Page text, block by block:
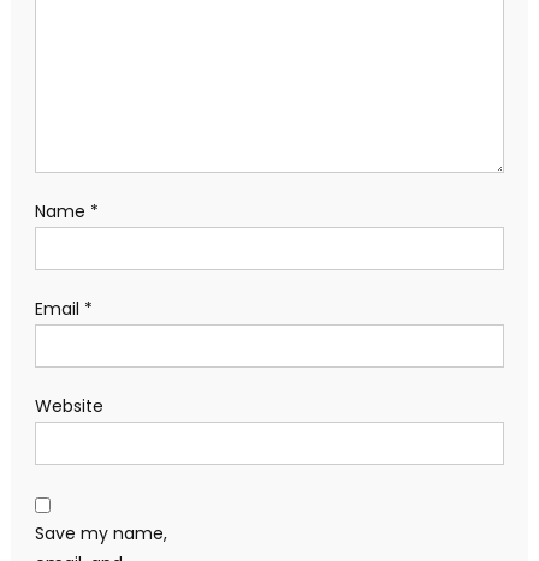
Name *
Email *
Website
Save my name,